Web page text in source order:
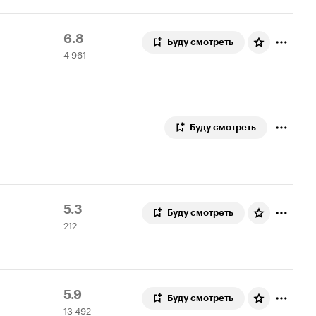
Рейтинг
Кинопоиска
6.8
4
961
4 961
Буду смотреть
Буду смотреть
Рейтинг
Кинопоиска
5.3
212
оценок
212
Буду смотреть
Рейтинг
5.9
13
13 492
Буду смотреть